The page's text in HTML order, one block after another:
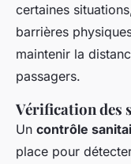
certaines
barrières
maintenir la
passagers.
Vérification des
Un contrôle
place pour